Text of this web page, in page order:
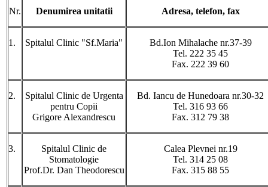
Nr. Denumirea unitatii Adresa, telefon, fax
1. Spitalul Clinic "Sf.Maria"
Bd.Ion Mihalache nr.37-39
Tel. 222 35 45
Fax. 222 39 60
2.
Spitalul Clinic de Urgenta
pentru Copii
Grigore Alexandrescu
Bd. Iancu de Hunedoara nr.30-32
Tel. 316 93 66
Fax. 312 79 38
3.
Spitalul Clinic de
Stomatologie
Prof.Dr. Dan Theodorescu
Calea Plevnei nr.19
Tel. 314 25 08
Fax. 315 88 55